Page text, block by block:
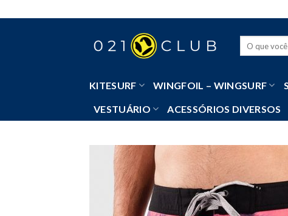
to
KITESURF WINGFOIL – WINGSURF
VESTUÁRIO ACESSÓRIOS DIVERSOS